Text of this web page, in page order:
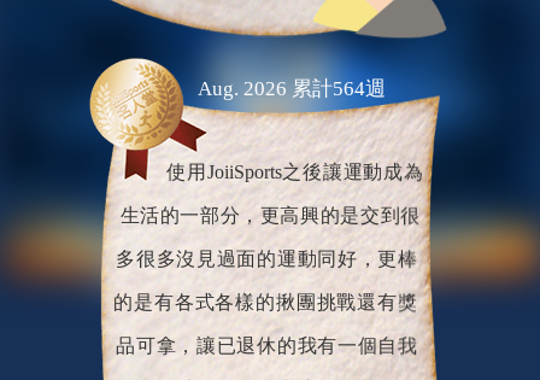
Aug. 2026 累計564週
使用JoiiSports之後讓運動成為
生活的一部分，更高興的是交到很
多很多沒見過面的運動同好，更棒
的是有各式各樣的揪團挑戰還有獎
品可拿，讓已退休的我有一個自我